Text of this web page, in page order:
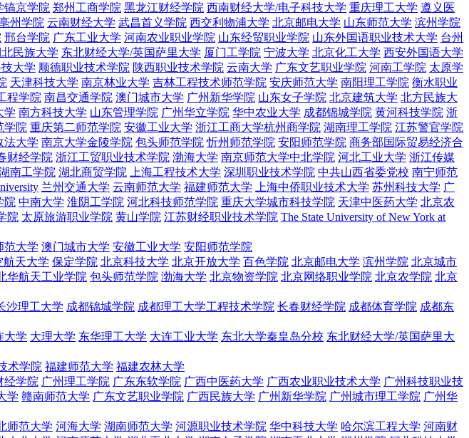
镐京学院 郑州工商学院 黑龙江财经学院 西南财经大学/电子科技大学 重庆理工大学 遵义医
州学院 云南财经大学 武昌首义学院 西交利物浦大学 北京邮电大学 山东师范大学 滨州学院
邢台学院 广东工业大学 河南农业职业学院 山东经贸职业学院 山东外国语职业技术大学 台州
民族大学 东北财经大学/英国萨里大学 厦门工学院 宁波大学 北京化工大学 西安外国语大学
大学 顺德职业技术学院 陕西职业技术学院 云南大学 广东文艺职业学院 河南工学院 太原学
天津科技大学 南京林业大学 吉林工程技术师范学院 安庆师范大学 南阳理工学院 衡水职业
程学院 南昌交通学院 澳门城市大学 广州新华学院 山东女子学院 北京建筑大学 北方民族大
学 南方科技大学 山东管理学院 广州华立学院 华中农业大学 成都锦城学院 黄河科技学院 浙
学院 重庆第二师范学院 安徽工业大学 浙江工商大学杭州商学院 湖南理工学院 江苏警官学院
法大学 南京大学金陵学院 包头师范学院 忻州师范学院 安阳师范学院 商务部国际贸易经济合
财经学院 浙江工贸职业技术学院 渤海大学 南京师范大学中北学院 河北工业大学 浙江传媒
南工学院 湖北商贸学院 上海工程技术大学 深圳职业技术学院 中共山西省委党校 南宁师范
兰州交通大学 云南师范大学 福建师范大学 上海中侨职业技术大学 苏州科技大学 广
院 中南大学 淮阴工学院 河北科技师范学院 重庆大学城市科技学院 天津中医药大学 北京农
院 太原旅游职业学院 黄山学院 江苏财经职业技术学院 The State University of New York at
范大学 澳门城市大学 安徽工业大学 安阳师范学院
航天大学 保定学院 北京科技大学 北京开放大学 百色学院 北京邮电大学 滨州学院 北京城市
华航天工业学院 包头师范学院 渤海大学 北京物资学院 北京网络职业学院 北京农学院 北京
沙理工大学 成都锦城学院 成都理工大学工程技术学院 长春财经学院 成都体育学院 成都东
大学 大理大学 东华理工大学 大连工业大学 东北大学秦皇岛分校 东北财经大学/英国萨里大
术学院 福建师范大学 福建农林大学
经学院 广州理工学院 广东东软学院 广西中医药大学 广西农业职业技术大学 广州科技职业技
学 赣南师范大学 广东文艺职业学院 广西民族大学 广州新华学院 广州城市理工学院 广州华
师范大学 河海大学 湖南师范大学 河源职业技术学院 华中科技大学 哈尔滨工程大学 河南财